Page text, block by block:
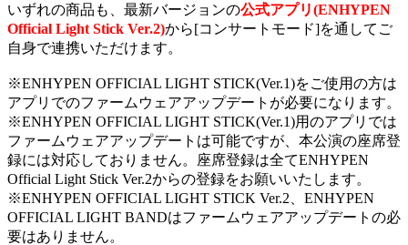
いずれの商品も、最新バージョンの公式アプリ(ENHYPEN
Official Light Stick Ver.2)から[コンサートモード]を通してご
自身で連携いただけます。
※ENHYPEN OFFICIAL LIGHT STICK(Ver.1)をご使用の方は
アプリでのファームウェアアップデートが必要になります。
※ENHYPEN OFFICIAL LIGHT STICK(Ver.1)用のアプリでは
ファームウェアアップデートは可能ですが、本公演の座席登
録には対応しておりません。座席登録は全てENHYPEN
Official Light Stick Ver.2からの登録をお願いいたします。
※ENHYPEN OFFICIAL LIGHT STICK Ver.2、ENHYPEN
OFFICIAL LIGHT BANDはファームウェアアップデートの必
要はありません。